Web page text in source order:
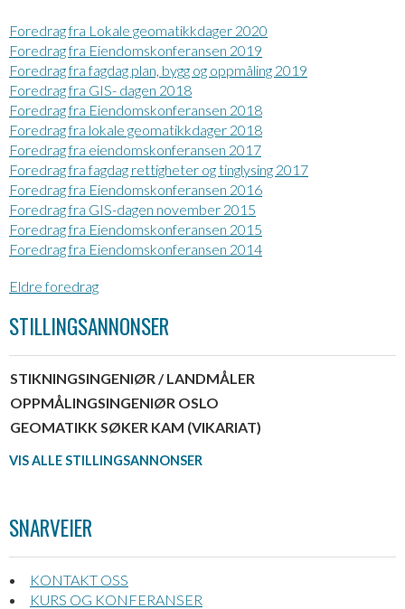
Foredrag fra Lokale geomatikkdager 2020
Foredrag fra Eiendomskonferansen 2019
Foredrag fra fagdag plan, bygg og oppmåling 2019
Foredrag fra GIS- dagen 2018
Foredrag fra Eiendomskonferansen 2018
Foredrag fra lokale geomatikkdager 2018
Foredrag fra eiendomskonferansen 2017
Foredrag fra fagdag rettigheter og tinglysing 2017
Foredrag fra Eiendomskonferansen 2016
Foredrag fra GIS-dagen november 2015
Foredrag fra Eiendomskonferansen 2015
Foredrag fra Eiendomskonferansen 2014
Eldre foredrag
STILLINGSANNONSER
STIKNINGSINGENIØR / LANDMÅLER
OPPMÅLINGSINGENIØR OSLO
GEOMATIKK SØKER KAM (VIKARIAT)
VIS ALLE STILLINGSANNONSER
SNARVEIER
KONTAKT OSS
KURS OG KONFERANSER